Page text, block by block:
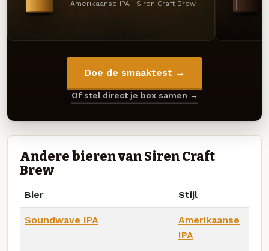
Amerikaanse IPA · Siren Craft Brew
Doe de smaaktest →
Of stel direct je box samen →
Andere bieren van Siren Craft
Brew
Bier Stijl
Soundwave IPA
Amerikaanse
IPA